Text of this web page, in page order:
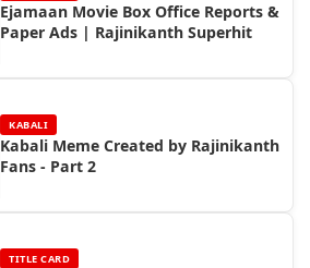
Ejamaan Movie Box Office Reports &
Paper Ads | Rajinikanth Superhit
KABALI
Kabali Meme Created by Rajinikanth
Fans - Part 2
TITLE CARD